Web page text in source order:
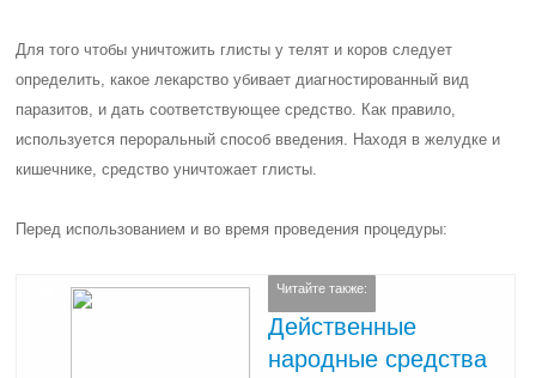
Для того чтобы уничтожить глисты у телят и коров следует
определить, какое лекарство убивает диагностированный вид
паразитов, и дать соответствующее средство. Как правило,
используется пероральный способ введения. Находя в желудке и
кишечнике, средство уничтожает глисты.
Перед использованием и во время проведения процедуры:
Читайте также:
Действенные
народные средства